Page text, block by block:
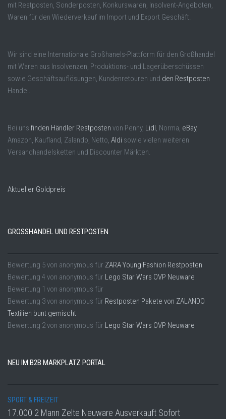
mit Restposten, Sonderposten, Konkurswaren, Insolvent-Angeboten,
Waren für den Wiederverkauf im Import und Export Geschäft.
Wir sind eine Internationale Großhanels-Plattform für den Großhandel
mit Waren aus Insolvenzen, Produktions- und Lagerüberschüssen
sowie Geschäftsauflösungen, Kundenretouren und den Restposten
Handel.
Bei uns finden Händler Restposten von Penny, Lidl , Norma, eBay,
Amazon, Kaufland, Zalando, Netto, Aldi sowie vielen weiteren
Versandhandelsketten und Discounter Märkten.
Aktueller Goldpreis
GROSSHANDEL UND RESTPOSTEN
Bewertung 5von anonymous für ZARA Young Fashion Restposten
Bewertung 4 von anonymous für Lego Star Wars OVP Neuware
Bewertung 1 von anonymous für
Bewertung 3von anonymous für Restposten Pakete von ZALANDO
Textilien bunt gemischt
Bewertung 2von anonymous für Lego Star Wars OVP Neuware
NEU IM B2B MARKPLATZ PORTAL
SPORT & FREIZEIT
17.000 2 Mann Zelte Neuware Ausverkauft Sofort